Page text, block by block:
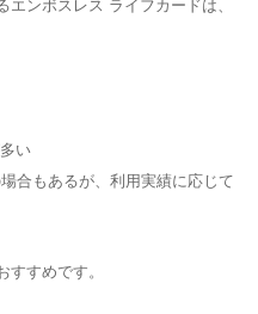
ンボスレス ライフカードは、
い
合もあるが、利用実績に応じて
すすめです。